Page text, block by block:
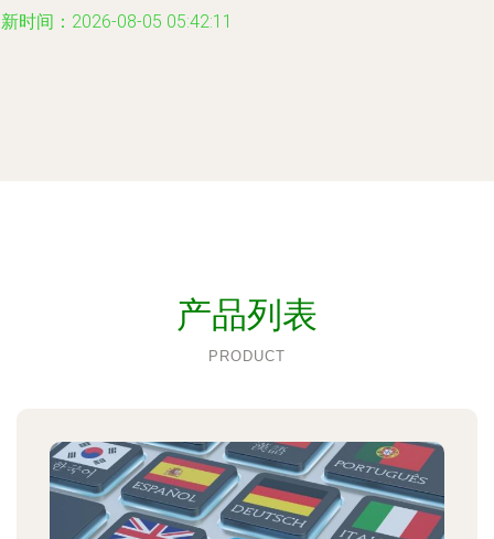
时间：2026-08-05 05:42:11
产品列表
PRODUCT